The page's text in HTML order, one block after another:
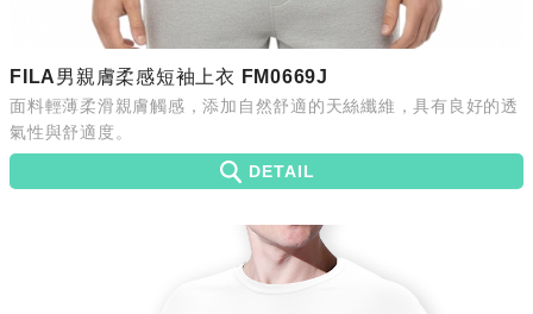
FILA男親膚柔感短袖上衣 FM0669J
面料輕薄柔滑親膚觸感，添加自然舒適的天絲纖維，具有良好的透
氣性與舒適度。
DETAIL